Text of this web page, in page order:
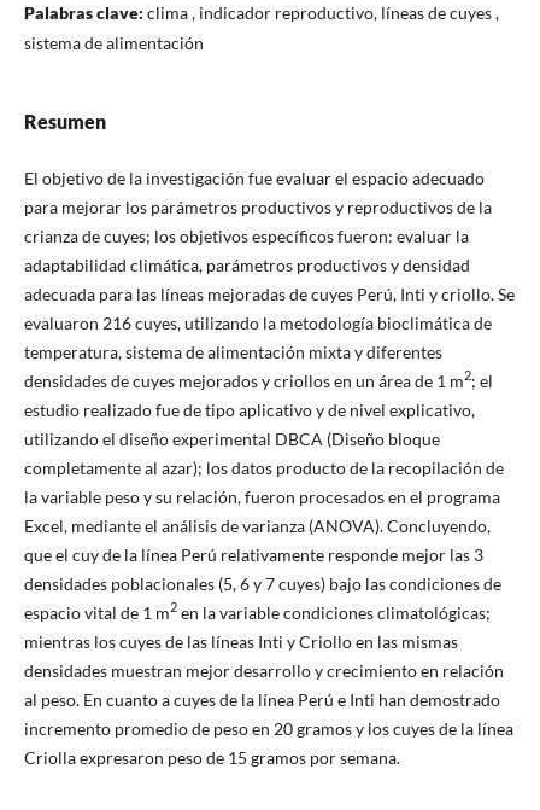
Palabras clave: clima , indicador reproductivo, líneas de cuyes ,
sistema de alimentación
Resumen
El objetivo de la investigación fue evaluar el espacio adecuado
para mejorar los parámetros productivos y reproductivos de la
crianza de cuyes; los objetivos específicos fueron: evaluar la
adaptabilidad climática, parámetros productivos y densidad
adecuada para las líneas mejoradas de cuyes Perú, Inti y criollo. Se
evaluaron 216 cuyes, utilizando la metodología bioclimática de
temperatura, sistema de alimentación mixta y diferentes
densidades de cuyes mejorados y criollos en un área de 1 m2; el
estudio realizado fue de tipo aplicativo y de nivel explicativo,
utilizando el diseño experimental DBCA (Diseño bloque
completamente al azar); los datos producto de la recopilación de
la variable peso y su relación, fueron procesados en el programa
Excel, mediante el análisis de varianza (ANOVA). Concluyendo,
que el cuy de la línea Perú relativamente responde mejor las 3
densidades poblacionales (5, 6 y 7 cuyes) bajo las condiciones de
espacio vital de 1 m2en la variable condiciones climatológicas;
mientras los cuyes de las líneas Inti y Criollo en las mismas
densidades muestran mejor desarrollo y crecimiento en relación
al peso. En cuanto a cuyes de la línea Perú e Inti han demostrado
incremento promedio de peso en 20 gramos y los cuyes de la línea
Criolla expresaron peso de 15 gramos por semana.